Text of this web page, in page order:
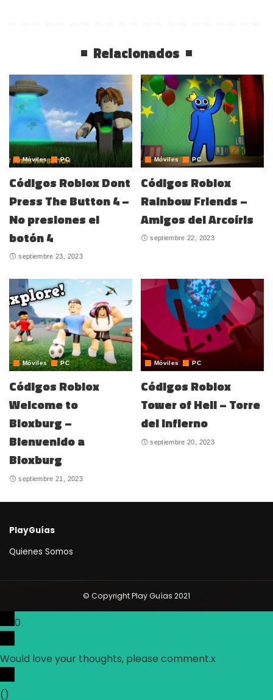
Relacionados
Móviles PC
Códigos Roblox Dont
Press The Button 4 –
No presiones el
botón 4
septiembre 23, 2023
Móviles PC
Códigos Roblox
Rainbow Friends –
Amigos del Arcoíris
septiembre 22, 2023
Móviles PC
Códigos Roblox
Welcome to
Bloxburg –
Bienvenido a
Bloxburg
septiembre 21, 2023
Móviles PC
Códigos Roblox
Tower of Hell – Torre
del Infierno
septiembre 20, 2023
PlayGuías
Quienes Somos
© Copyright Play Guías 2021
0
Would love your thoughts, please comment.x
()